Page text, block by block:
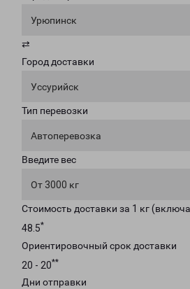
Урюпинск
⇄
Город доставки
Уссурийск
Тип перевозки
Автоперевозка
Введите вес
От 3000 кг
Стоимость доставки за 1 кг
48.5*
Ориентировочный срок доставки
20 - 20**
Дни отправки